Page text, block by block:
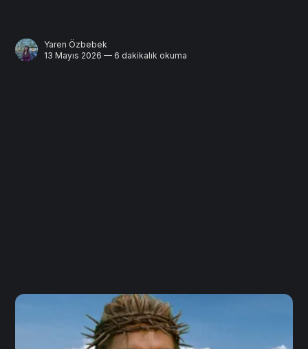
Yaren Özbebek
13 Mayıs 2026 — 6 dakikalık okuma